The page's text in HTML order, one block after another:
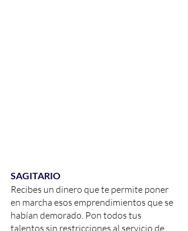
SAGITARIO
Recibes un dinero que te permite poner
en marcha esos emprendimientos que se
habían demorado. Pon todos tus
talentos sin restricciones al servicio de